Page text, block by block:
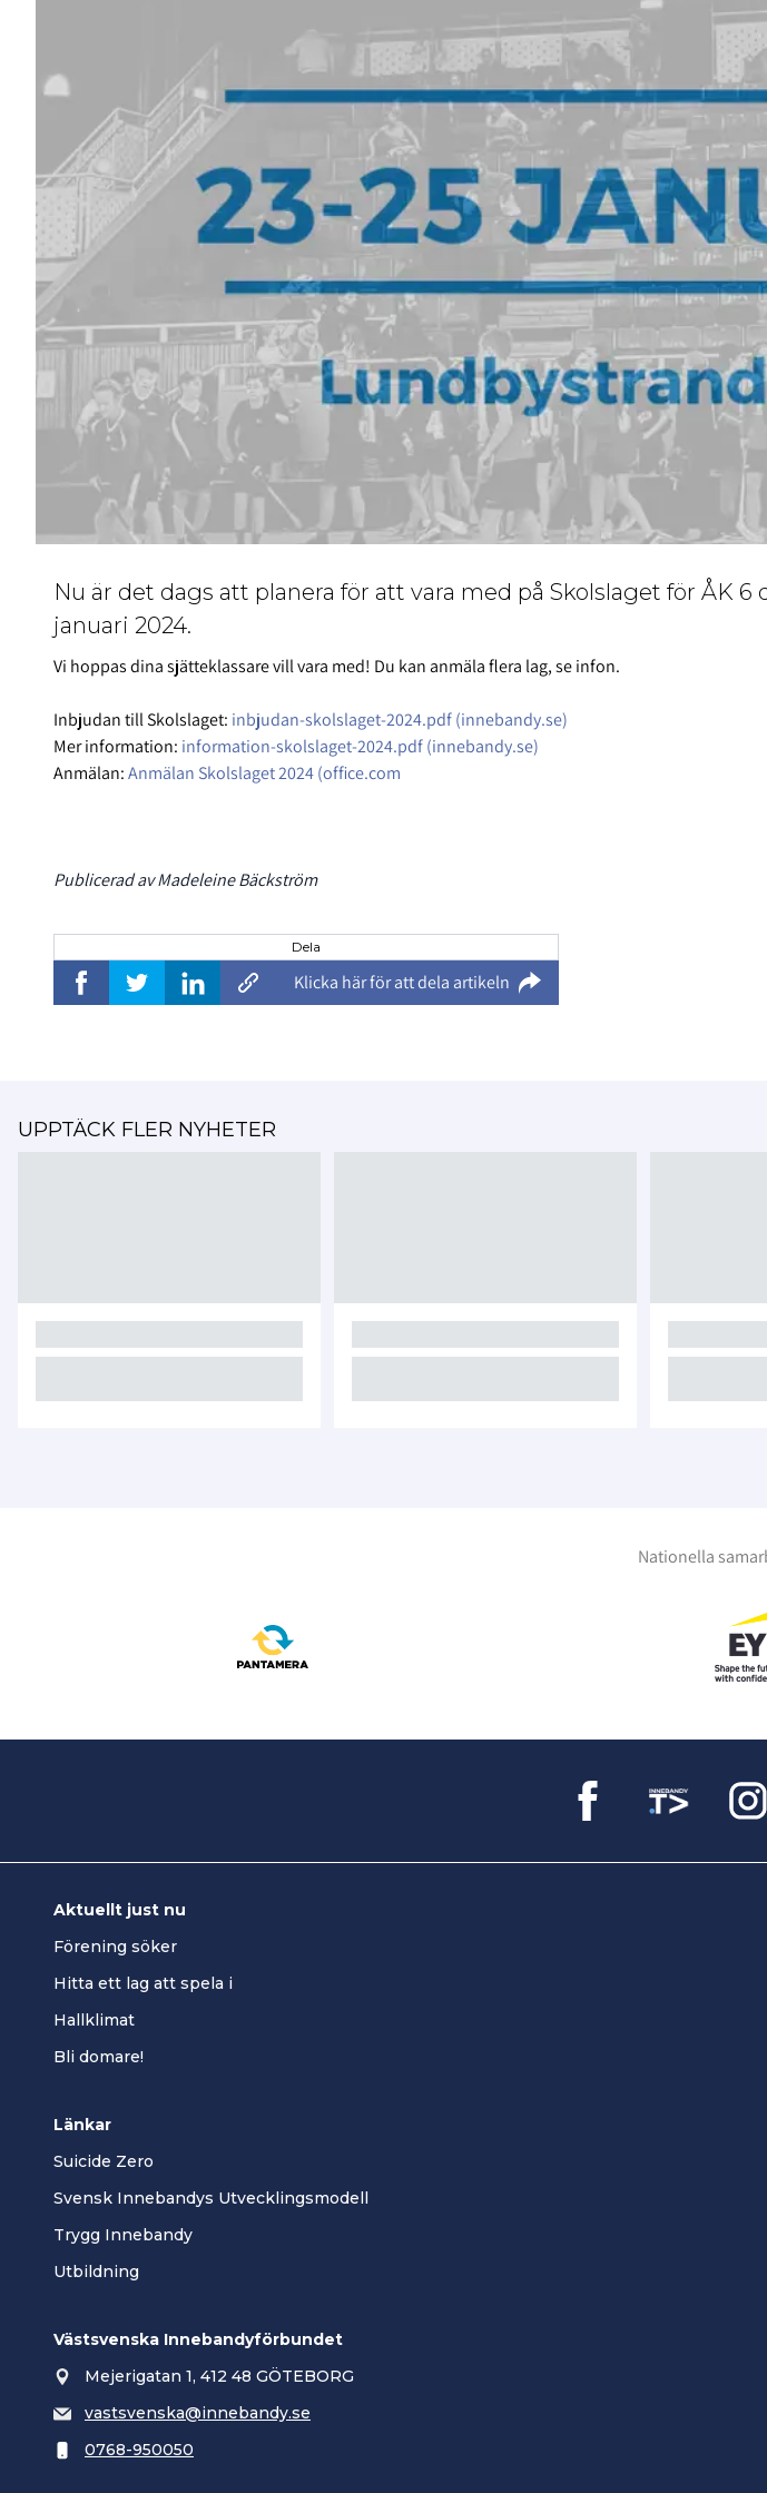
Nu är det dags att planera för att vara med på Skolslaget för ÅK 6
januari 2024.
Vi hoppas dina sjätteklassare vill vara med! Du kan anmäla flera lag, se infon.
Inbjudan till Skolslaget: inbjudan-skolslaget-2024.pdf (innebandy.se)
Mer information: information-skolslaget-2024.pdf (innebandy.se)
Anmälan:Anmälan Skolslaget 2024 (office.com
Publicerad av Madeleine Bäckström
Dela
Klicka här för att dela artikeln
UPPTÄCK FLER NYHETER
Nationella
Aktuellt just nu
Förening söker
Hitta ett lag att spela i
Hallklimat
Bli domare!
Länkar
Suicide Zero
Svensk Innebandys Utvecklingsmodell
Trygg Innebandy
Utbildning
Västsvenska Innebandyförbundet
Mejerigatan 1, 412 48 GÖTEBORG
vastsvenska@innebandy.se
0768-950050